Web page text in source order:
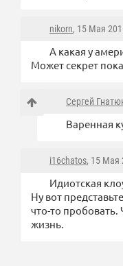
nikorn, 15 Мая
А какая у
Может секрет
Сергей
Варенная
i16chatos, 15 Мая
Идиотская
Ну вот
что-то пробовать.
жизнь.